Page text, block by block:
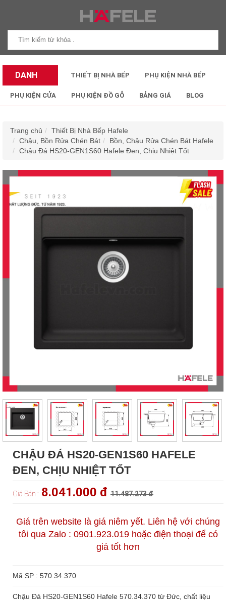
DANH
MỤC SẢN
THIẾT BỊ NHÀ BẾP PHỤ KIỆN NHÀ BẾP
PHỤ KIỆN CỬA PHỤ KIỆN ĐỒ GỖ BẢNG GIÁ BLOG
Trang chủ
Thiết Bị Nhà Bếp Hafele
Chậu, Bồn Rửa Chén Bát
Bồn, Chậu Rửa Chén Bát Hafele
Chậu Đá HS20-GEN1S60 Hafele Đen, Chịu Nhiệt Tốt
CHẬU ĐÁ HS20-GEN1S60 HAFELE
ĐEN, CHỊU NHIỆT TỐT
Giá Bán : 8.041.000 đ 11.487.273 đ
Giá trên website là giá niêm yết. Liên hệ với chúng
tôi qua Zalo : 0901.923.019 hoặc điện thoại để có
giá tốt hơn
Mã SP : 570.34.370
Chậu Đá HS20-GEN1S60 Hafele 570.34.370 từ Đức, chất liệu